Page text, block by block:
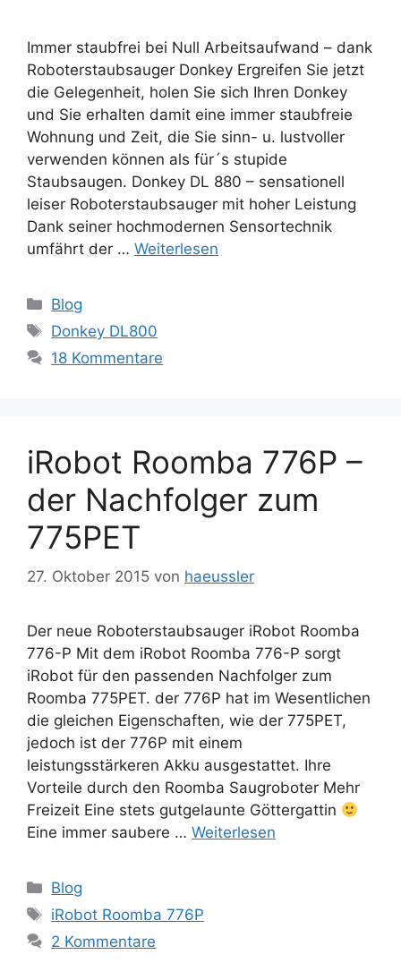
Immer staubfrei bei Null Arbeitsaufwand – dank
Roboterstaubsauger Donkey Ergreifen Sie jetzt
die Gelegenheit, holen Sie sich Ihren Donkey
und Sie erhalten damit eine immer staubfreie
Wohnung und Zeit, die Sie sinn- u. lustvoller
verwenden können als für´s stupide
Staubsaugen. Donkey DL 880 – sensationell
leiser Roboterstaubsauger mit hoher Leistung
Dank seiner hochmodernen Sensortechnik
umfährt der … Weiterlesen
Kategorien
Blog
Schlagwörter
Donkey DL800
18 Kommentare
iRobot Roomba 776P –
der Nachfolger zum
775PET
27. Oktober 2015 von haeussler
Der neue Roboterstaubsauger iRobot Roomba
776-P Mit dem iRobot Roomba 776-P sorgt
iRobot für den passenden Nachfolger zum
Roomba 775PET. der 776P hat im Wesentlichen
die gleichen Eigenschaften, wie der 775PET,
jedoch ist der 776P mit einem
leistungsstärkeren Akku ausgestattet. Ihre
Vorteile durch den Roomba Saugroboter Mehr
Freizeit Eine stets gutgelaunte Göttergattin
Eine immer saubere … Weiterlesen
Kategorien
Blog
Schlagwörter
iRobot Roomba 776P
2 Kommentare